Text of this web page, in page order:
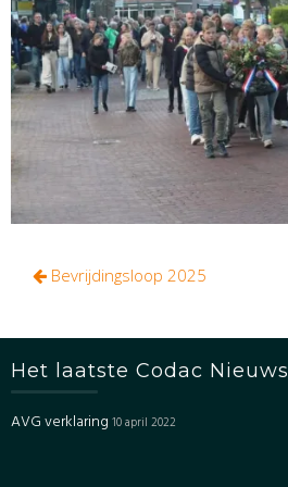
Bericht
Bevrijdingsloop 2025
Het laatste Codac Nieuws
AVG verklaring 10 april 2022